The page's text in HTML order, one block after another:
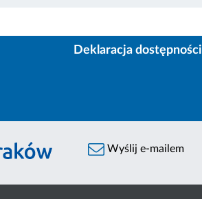
Deklaracja dostępności
Wyślij e-mailem